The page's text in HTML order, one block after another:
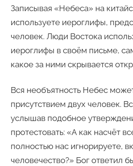
Записывая «Небеса» на
используете иероглифы,
человек. Люди Востока
иероглифы в своём письме,
какое за ними скрывается
Вся необъятность Небес
присутствием двух человек.
услышав подобное
протестовать: «А как насчёт
полностью нас игнорируете,
человечество?» Бог ответил